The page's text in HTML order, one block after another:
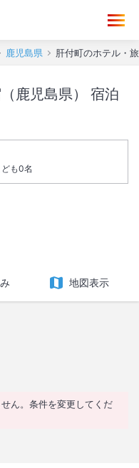
鹿児島県 肝付町のホテル・
鹿児島県） 宿泊
も0名
地図表示
ん。条件を変更してくだ